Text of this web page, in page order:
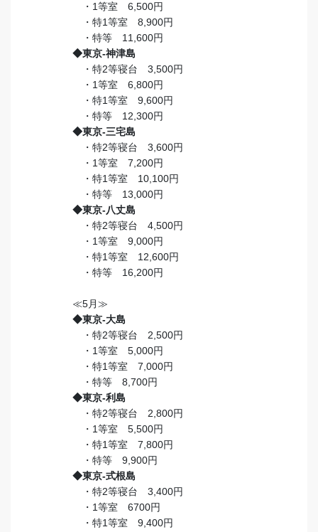
・1等室 6,500円
・特1等室 8,900円
・特等 11,600円
◆東京-神津島
・特2等寝台 3,500円
・1等室 6,800円
・特1等室 9,600円
・特等 12,300円
◆東京-三宅島
・特2等寝台 3,600円
・1等室 7,200円
・特1等室 10,100円
・特等 13,000円
◆東京-八丈島
・特2等寝台 4,500円
・1等室 9,000円
・特1等室 12,600円
・特等 16,200円
≪5月≫
◆東京-大島
・特2等寝台 2,500円
・1等室 5,000円
・特1等室 7,000円
・特等 8,700円
◆東京-利島
・特2等寝台 2,800円
・1等室 5,500円
・特1等室 7,800円
・特等 9,900円
◆東京-式根島
・特2等寝台 3,400円
・1等室 6700円
・特1等室 9,400円